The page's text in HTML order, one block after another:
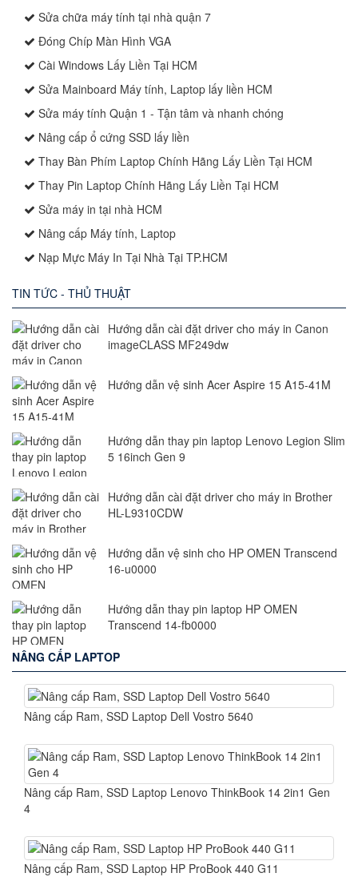
Sửa chữa máy tính tại nhà quận 7
Đóng Chíp Màn Hình VGA
Cài Windows Lấy Liền Tại HCM
Sửa Mainboard Máy tính, Laptop lấy liền HCM
Sửa máy tính Quận 1 - Tận tâm và nhanh chóng
Nâng cấp ổ cứng SSD lấy liền
Thay Bàn Phím Laptop Chính Hãng Lấy Liền Tại HCM
Thay Pin Laptop Chính Hãng Lấy Liền Tại HCM
Sửa máy in tại nhà HCM
Nâng cấp Máy tính, Laptop
Nạp Mực Máy In Tại Nhà Tại TP.HCM
TIN TỨC - THỦ THUẬT
Hướng dẫn cài đặt driver cho máy in Canon
imageCLASS MF249dw
Hướng dẫn vệ sinh Acer Aspire 15 A15-41M
Hướng dẫn thay pin laptop Lenovo Legion Slim
5 16inch Gen 9
Hướng dẫn cài đặt driver cho máy in Brother
HL-L9310CDW
Hướng dẫn vệ sinh cho HP OMEN Transcend
16-u0000
Hướng dẫn thay pin laptop HP OMEN
Transcend 14-fb0000
NÂNG CẤP LAPTOP
Nâng cấp Ram, SSD Laptop Dell Vostro 5640
Nâng cấp Ram, SSD Laptop Lenovo ThinkBook 14 2in1 Gen
4
Nâng cấp Ram, SSD Laptop HP ProBook 440 G11